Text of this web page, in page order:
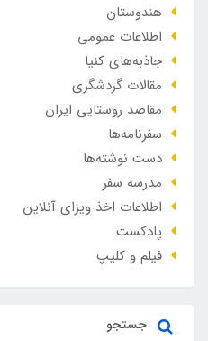
هندوستان
اطلاعات عمومی
جاذبه‌های کنیا
مقالات گردشگری
مقاصد روستایی ایران
سفرنامه‌ها
دست نوشته‌ها
مدرسه سفر
اطلاعات اخذ ویزای آنلاین
پادکست
فیلم و کلیپ
جستجو